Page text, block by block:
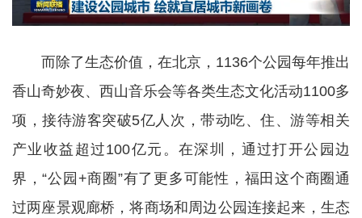
而除了生态价值，在北京，1136个公园每年推出
香山奇妙夜、西山音乐会等各类生态文化活动1100多
项，接待游客突破5亿人次，带动吃、住、游等相关
产业收益超过100亿元。在深圳，通过打开公园边
界，“公园+商圈”有了更多可能性，福田这个商圈通
过两座景观廊桥，将商场和周边公园连接起来，生态